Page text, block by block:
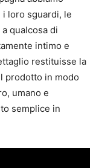
loro sguardi, le
qualcosa di
intimo e
restituisse la
prodotto in modo
umano e
semplice in